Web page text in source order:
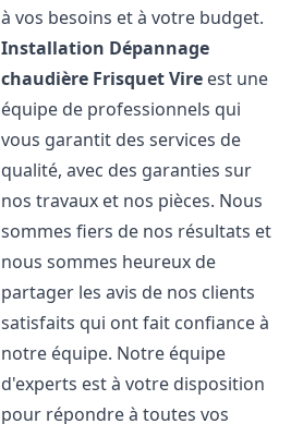
à vos besoins et à votre budget.
Installation Dépannage
chaudière FrisquetVire est une
équipe de professionnels qui
vous garantit des services de
qualité, avec des garanties sur
nos travaux et nos pièces. Nous
sommes fiers de nos résultats et
nous sommes heureux de
partager les avis de nos clients
satisfaits qui ont fait confiance à
notre équipe. Notre équipe
d'experts est à votre disposition
pour répondre à toutes vos